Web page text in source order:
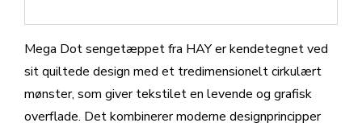
Mega Dot sengetæppet fra HAY er kendetegnet ved
sit quiltede design med et tredimensionelt cirkulært
mønster, som giver tekstilet en levende og grafisk
overflade. Det kombinerer moderne designprincipper